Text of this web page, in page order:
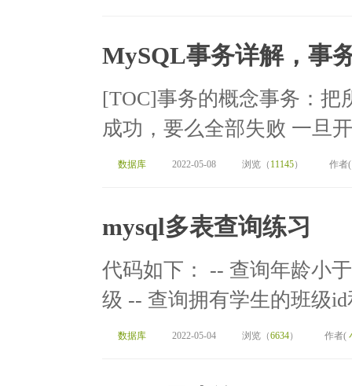
MySQL事务详解，事
[TOC]事务的概念事务：把
成功，要么全部失败 一旦
数据库 2022-05-08 浏览（ 11145） 作者
mysql多表查询练习
代码如下： -- 查询年龄小
级 -- 查询拥有学生的班级
数据库 2022-05-04 浏览（6634） 作者(